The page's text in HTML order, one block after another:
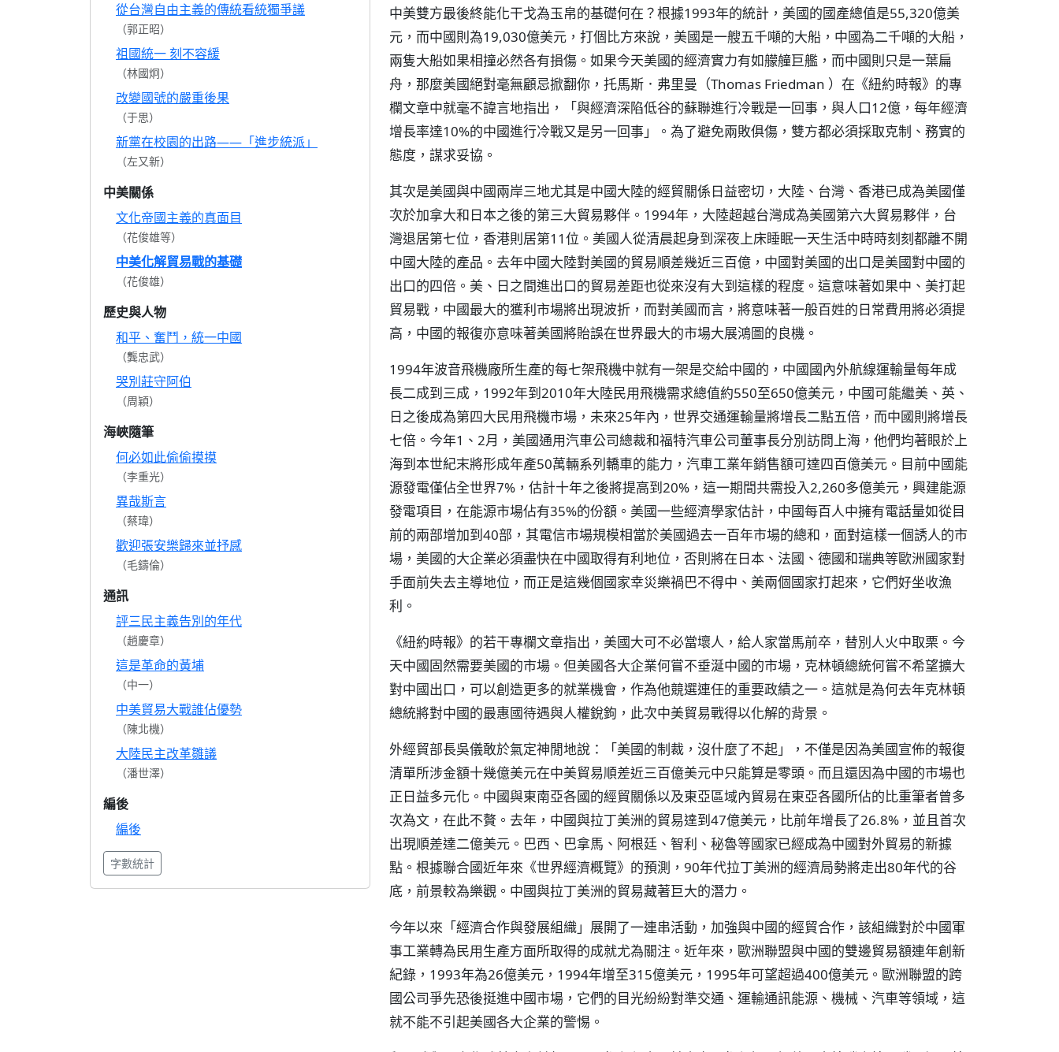
從台灣自由主義的傳統看統獨爭議
（郭正昭）
祖國統一 刻不容緩
（林國炯）
改變國號的嚴重後果
（于思）
新黨在校園的出路——「進步統派」
（左又新）
中美關係
文化帝國主義的真面目
（花俊雄等）
中美化解貿易戰的基礎
（花俊雄）
歷史與人物
和平、奮鬥，統一中國
（龔忠武）
哭別莊守阿伯
（周穎）
海峽隨筆
何必如此偷偷摸摸
（李重光）
異哉斯言
（蔡瑋）
歡迎張安樂歸來並抒感
（毛鑄倫）
通訊
評三民主義告別的年代
（趙慶章）
這是革命的黃埔
（中一）
中美貿易大戰誰佔優勢
（陳北機）
大陸民主改革雛議
（潘世澤）
編後
編後
字數統計
中美雙方最後終能化干戈為玉帛的基礎何在？根據1993年的統計，美國的國產總值是55,320億美
元，而中國則為19,030億美元，打個比方來說，美國是一艘五千噸的大船，中國為二千噸的大船，
兩隻大船如果相撞必然各有損傷。如果今天美國的經濟實力有如艨艟巨艦，而中國則只是一葉扁
舟，那麼美國絕對毫無顧忌掀翻你，托馬斯．弗里曼（Thomas Friedman ）在《紐約時報》的專
欄文章中就毫不諱言地指出，「與經濟深陷低谷的蘇聯進行冷戰是一回事，與人口12億，每年經濟
增長率達10%的中國進行冷戰又是另一回事」。為了避免兩敗俱傷，雙方都必須採取克制、務實的
態度，謀求妥協。
其次是美國與中國兩岸三地尤其是中國大陸的經貿關係日益密切，大陸、台灣、香港已成為美國僅
次於加拿大和日本之後的第三大貿易夥伴。1994年，大陸超越台灣成為美國第六大貿易夥伴，台
灣退居第七位，香港則居第11位。美國人從清晨起身到深夜上床睡眠一天生活中時時刻刻都離不開
中國大陸的產品。去年中國大陸對美國的貿易順差幾近三百億，中國對美國的出口是美國對中國的
出口的四倍。美、日之間進出口的貿易差距也從來沒有大到這樣的程度。這意味著如果中、美打起
貿易戰，中國最大的獲利市場將出現波折，而對美國而言，將意味著一般百姓的日常費用將必須提
高，中國的報復亦意味著美國將貽誤在世界最大的市場大展鴻圖的良機。
1994年波音飛機廠所生產的每七架飛機中就有一架是交給中國的，中國國內外航線運輸量每年成
長二成到三成，1992年到2010年大陸民用飛機需求總值約550至650億美元，中國可能繼美、英、
日之後成為第四大民用飛機市場，未來25年內，世界交通運輸量將增長二點五倍，而中國則將增長
七倍。今年1、2月，美國通用汽車公司總裁和福特汽車公司董事長分別訪問上海，他們均著眼於上
海到本世紀末將形成年產50萬輛系列轎車的能力，汽車工業年銷售額可達四百億美元。目前中國能
源發電僅佔全世界7%，估計十年之後將提高到20%，這一期間共需投入2,260多億美元，興建能源
發電項目，在能源市場佔有35%的份額。美國一些經濟學家估計，中國每百人中擁有電話量如從目
前的兩部增加到40部，其電信市場規模相當於美國過去一百年市場的總和，面對這樣一個誘人的市
場，美國的大企業必須盡快在中國取得有利地位，否則將在日本、法國、德國和瑞典等歐洲國家對
手面前失去主導地位，而正是這幾個國家幸災樂禍巴不得中、美兩個國家打起來，它們好坐收漁
利。
《紐約時報》的若干專欄文章指出，美國大可不必當壞人，給人家當馬前卒，替別人火中取栗。今
天中國固然需要美國的市場。但美國各大企業何嘗不垂涎中國的市場，克林頓總統何嘗不希望擴大
對中國出口，可以創造更多的就業機會，作為他競選連任的重要政績之一。這就是為何去年克林頓
總統將對中國的最惠國待遇與人權銳鉤，此次中美貿易戰得以化解的背景。
外經貿部長吳儀敢於氣定神閒地說：「美國的制裁，沒什麼了不起」，不僅是因為美國宣佈的報復
清單所涉金額十幾億美元在中美貿易順差近三百億美元中只能算是零頭。而且還因為中國的市場也
正日益多元化。中國與東南亞各國的經貿關係以及東亞區域內貿易在東亞各國所佔的比重筆者曾多
次為文，在此不贅。去年，中國與拉丁美洲的貿易達到47億美元，比前年增長了26.8%，並且首次
出現順差達二億美元。巴西、巴拿馬、阿根廷、智利、秘魯等國家已經成為中國對外貿易的新據
點。根據聯合國近年來《世界經濟概覽》的預測，90年代拉丁美洲的經濟局勢將走出80年代的谷
底，前景較為樂觀。中國與拉丁美洲的貿易藏著巨大的潛力。
今年以來「經濟合作與發展組織」展開了一連串活動，加強與中國的經貿合作，該組織對於中國軍
事工業轉為民用生產方面所取得的成就尤為關注。近年來，歐洲聯盟與中國的雙邊貿易額連年創新
紀錄，1993年為26億美元，1994年增至315億美元，1995年可望超過400億美元。歐洲聯盟的跨
國公司爭先恐後挺進中國市場，它們的目光紛紛對準交通、運輸通訊能源、機械、汽車等領域，這
就不能不引起美國各大企業的警惕。